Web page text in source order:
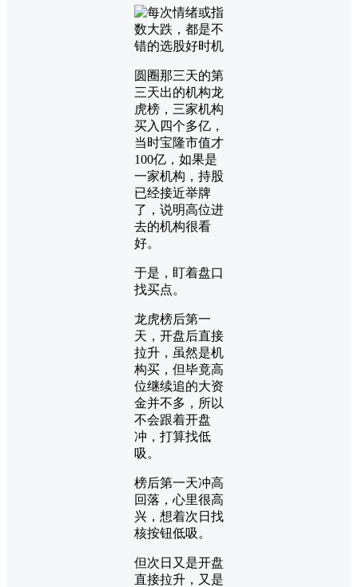
圆圈那三天的第
三天出的机构龙
虎榜，三家机构
买入四个多亿，
当时宝隆市值才
100亿，如果是
一家机构，持股
已经接近举牌
了，说明高位进
去的机构很看
好。
于是，盯着盘口
找买点。
龙虎榜后第一
天，开盘后直接
拉升，虽然是机
构买，但毕竟高
位继续追的大资
金并不多，所以
不会跟着开盘
冲，打算找低
吸。
榜后第一天冲高
回落，心里很高
兴，想着次日找
核按钮低吸。
但次日又是开盘
直接拉升，又是